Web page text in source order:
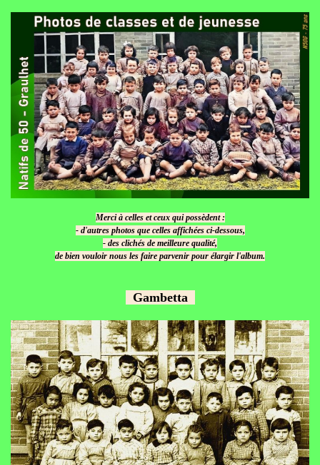
Merci à celles et ceux qui possèdent :
- d'autres photos que celles affichées ci-dessous,
- des clichés de meilleure qualité,
de bien vouloir nous les faire parvenir pour élargir l'album.
Gambetta